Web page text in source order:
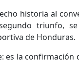
historia al
triunfo,
de Honduras.
es la